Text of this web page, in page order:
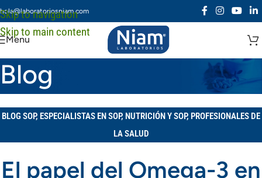
Skip to navigation
Skip to main content
hola@laboratoriosniam.com
Menu
Blog
BLOG SOP, ESPECIALISTAS EN SOP, NUTRICIÓN Y SOP, PROFESIONALES DE
LA SALUD
El papel del Omega-3 en